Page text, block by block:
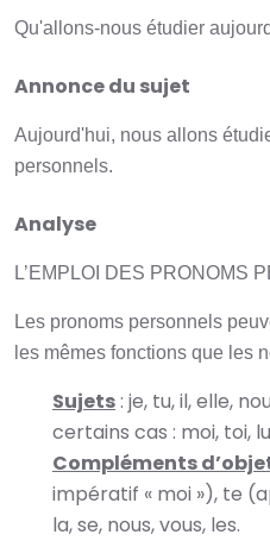
Qu'allons-nous étudier
Annonce du sujet
Aujourd'hui, nous allons
personnels.
Analyse
L’EMPLOI DES PRONOMS
Les pronoms personnels
les mêmes fonctions que les
Sujets: je, tu, il, elle,
certains cas : moi, toi,
Compléments
impératif « moi »), te
la, se, nous, vous, les.